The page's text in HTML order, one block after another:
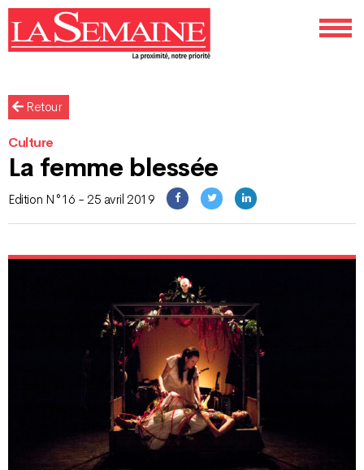
Retour
Culture
La femme blessée
Edition N°16 - 25 avril 2019